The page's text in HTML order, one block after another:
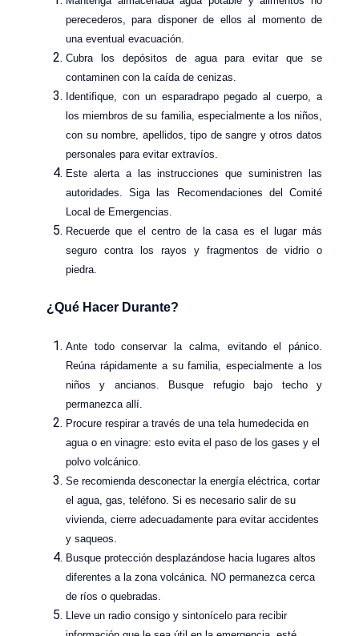
perecederos, para disponer de ellos al momento de
una eventual evacuación.
Cubra los depósitos de agua para evitar que se
contaminen con la caída de cenizas.
Identifique, con un esparadrapo pegado al cuerpo, a
los miembros de su familia, especialmente a los niños,
con su nombre, apellidos, tipo de sangre y otros datos
personales para evitar extravíos.
Este alerta a las instrucciones que suministren las
autoridades. Siga las Recomendaciones del Comité
Local de Emergencias.
Recuerde que el centro de la casa es el lugar más
seguro contra los rayos y fragmentos de vidrio o
piedra.
¿Qué Hacer Durante?
Ante todo conservar la calma, evitando el pánico.
Reúna rápidamente a su familia, especialmente a los
niños y ancianos. Busque refugio bajo techo y
permanezca allí.
Procure respirar a través de una tela humedecida en
agua o en vinagre: esto evita el paso de los gases y el
polvo volcánico.
Se recomienda desconectar la energía eléctrica, cortar
el agua, gas, teléfono. Si es necesario salir de su
vivienda, cierre adecuadamente para evitar accidentes
y saqueos.
Busque protección desplazándose hacia lugares altos
diferentes a la zona volcánica. NO permanezca cerca
de ríos o quebradas.
Lleve un radio consigo y sintonícelo para recibir